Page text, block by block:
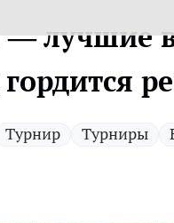
лучшие
Турнир Турниры